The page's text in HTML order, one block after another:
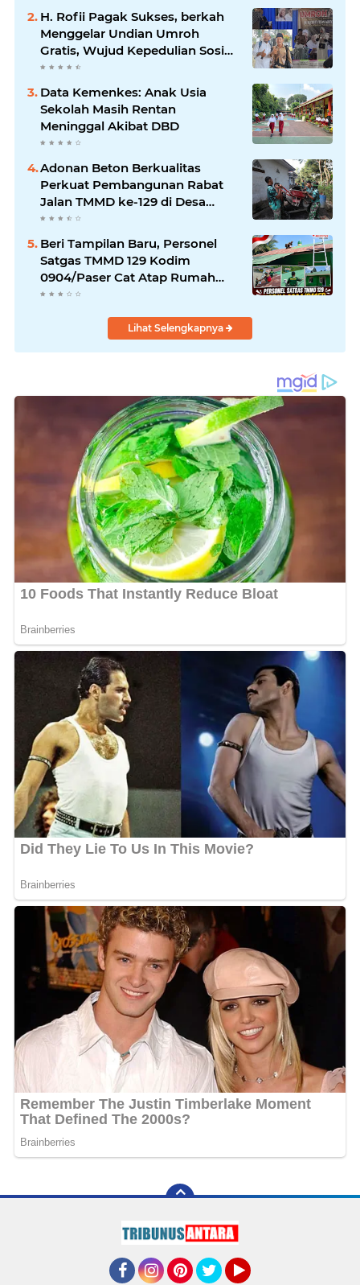
H. Rofii Pagak Sukses, berkah
Menggelar Undian Umroh
Gratis, Wujud Kepedulian Sosial
berbagi.
Data Kemenkes: Anak Usia
Sekolah Masih Rentan
Meninggal Akibat DBD
Adonan Beton Berkualitas
Perkuat Pembangunan Rabat
Jalan TMMD ke-129 di Desa
Ledoktempuro
Beri Tampilan Baru, Personel
Satgas TMMD 129 Kodim
0904/Paser Cat Atap Rumah
Marbot
Lihat Selengkapnya